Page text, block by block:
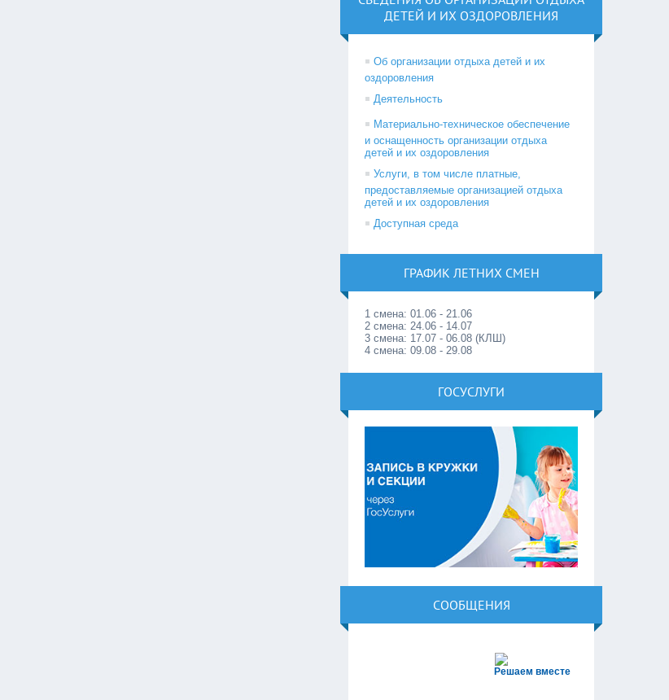
ДЕТЕЙ И ИХ ОЗДОРОВЛЕНИЯ
Об организации отдыха детей и их
оздоровления
Деятельность
Материально-техническое обеспечение
и оснащенность организации отдыха
детей и их оздоровления
Услуги, в том числе платные,
предоставляемые организацией отдыха
детей и их оздоровления
Доступная среда
ГРАФИК ЛЕТНИХ СМЕН
1 смена: 01.06 - 21.06
2 смена: 24.06 - 14.07
3 смена: 17.07 - 06.08 (КЛШ)
4 смена: 09.08 - 29.08
ГОСУСЛУГИ
СООБЩЕНИЯ
Решаем вместе